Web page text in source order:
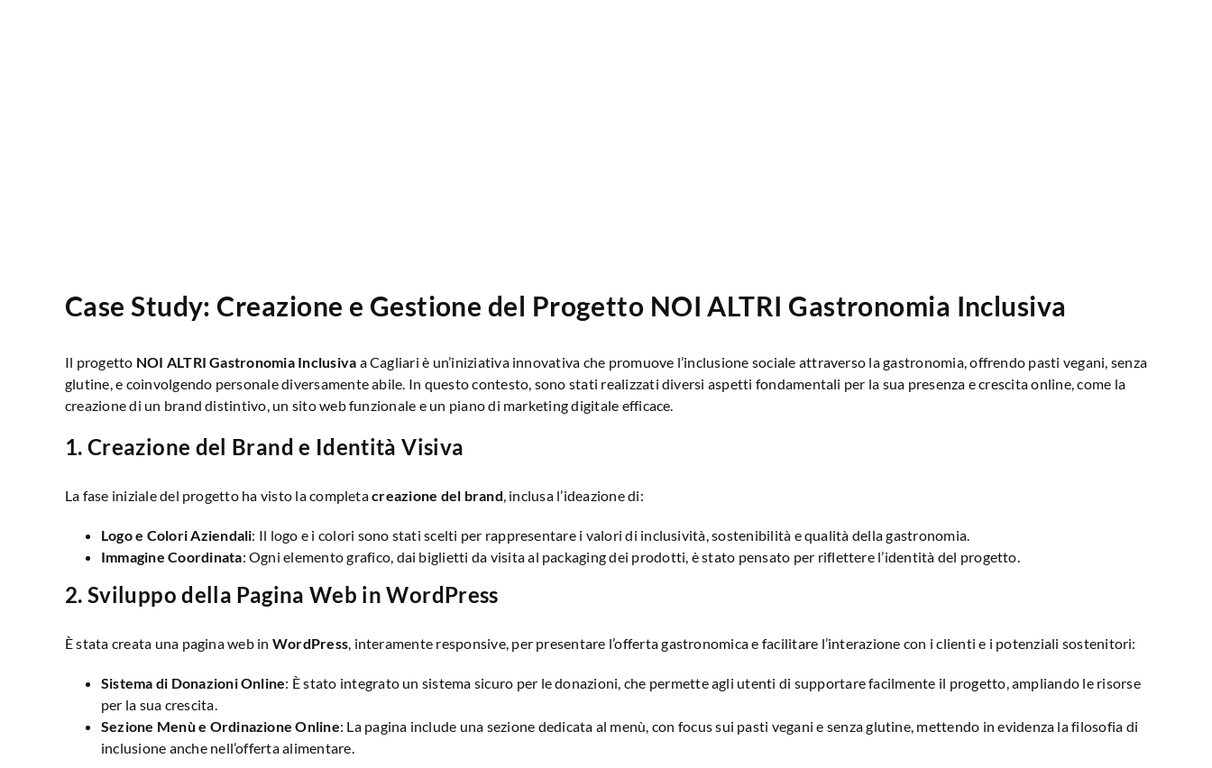
Case Study: Creazione e Gestione del Progetto NOI ALTRI Gastronomia Inclusiva
Il progetto NOI ALTRI Gastronomia Inclusiva a Cagliari è un’iniziativa innovativa che promuove l’inclusione sociale attraverso la gastronomia, offrendo pasti vegani, senza
glutine, e coinvolgendo personale diversamente abile. In questo contesto, sono stati realizzati diversi aspetti fondamentali per la sua presenza e crescita online, come la
creazione di un brand distintivo, un sito web funzionale e un piano di marketing digitale efficace.
1.Creazione del Brand e Identità Visiva
La fase iniziale del progetto ha visto la completacreazione del brand, inclusa l’ideazione di:
Logo e Colori Aziendali: Il logo e i colori sono stati scelti per rappresentare i valori di inclusività, sostenibilità e qualità della gastronomia.
Immagine Coordinata: Ogni elemento grafico, dai biglietti da visita al packaging dei prodotti, è stato pensato per riflettere l’identità del progetto.
2.Sviluppo della Pagina Web in WordPress
È stata creata una pagina web in WordPress, interamente responsive, per presentare l’offerta gastronomica e facilitare l’interazione con i clienti e i potenziali sostenitori:
Sistema di Donazioni Online: È stato integrato un sistema sicuro per le donazioni, che permette agli utenti di supportare facilmente il progetto, ampliando le risorse
per la sua crescita.
Sezione Menù e Ordinazione Online: La pagina include una sezione dedicata al menù, con focus sui pasti vegani e senza glutine, mettendo in evidenza la filosofia di
inclusione anche nell’offerta alimentare.